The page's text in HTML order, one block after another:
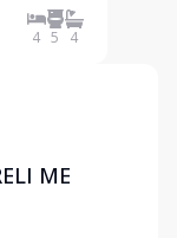
área total
Com
4 5 4
ME